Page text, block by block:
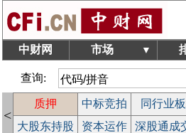
中财网 市场 ▼
查询:
<
质押 中标竞拍 同行业
大股东持股 资本运作 深股通成